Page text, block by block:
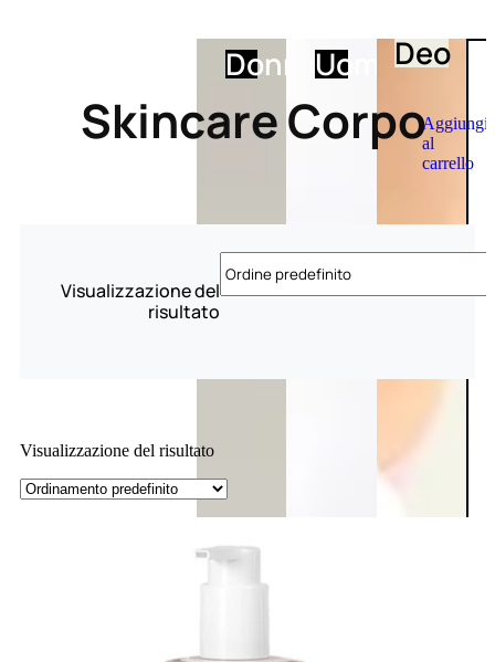
DonnaUomoDeo
Aggiungi
al
carrello
Skincare Corpo
Visualizzazione del
risultato
Visualizzazione del risultato